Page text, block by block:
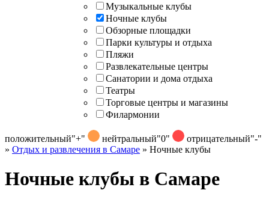
Музыкальные клубы
Ночные клубы
Обзорные площадки
Парки культуры и отдыха
Пляжи
Развлекательные центры
Санатории и дома отдыха
Театры
Торговые центры и магазины
Филармонии
положительный"+" нейтральный"0" отрицательный"-"
» Отдых и развлечения в Самаре » Ночные клубы
Ночные клубы в Самаре